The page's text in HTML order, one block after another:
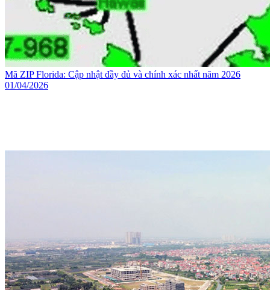
Mã ZIP Florida: Cập nhật đầy đủ và chính xác nhất năm 2026
01/04/2026